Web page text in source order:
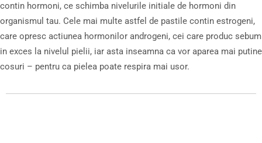
contin hormoni, ce schimba nivelurile initiale de hormoni din
organismul tau. Cele mai multe astfel de pastile contin estrogeni,
care opresc actiunea hormonilor androgeni, cei care produc sebum
in exces la nivelul pielii, iar asta inseamna ca vor aparea mai putine
cosuri – pentru ca pielea poate respira mai usor.